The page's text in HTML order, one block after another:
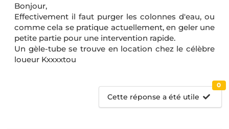
Bonjour,
Effectivement il faut purger les colonnes d'eau, ou
comme cela se pratique actuellement, en geler une
petite partie pour une intervention rapide.
Un gèle-tube se trouve en location chez le célèbre
loueur Kxxxxtou
Cette réponse a été utile
0